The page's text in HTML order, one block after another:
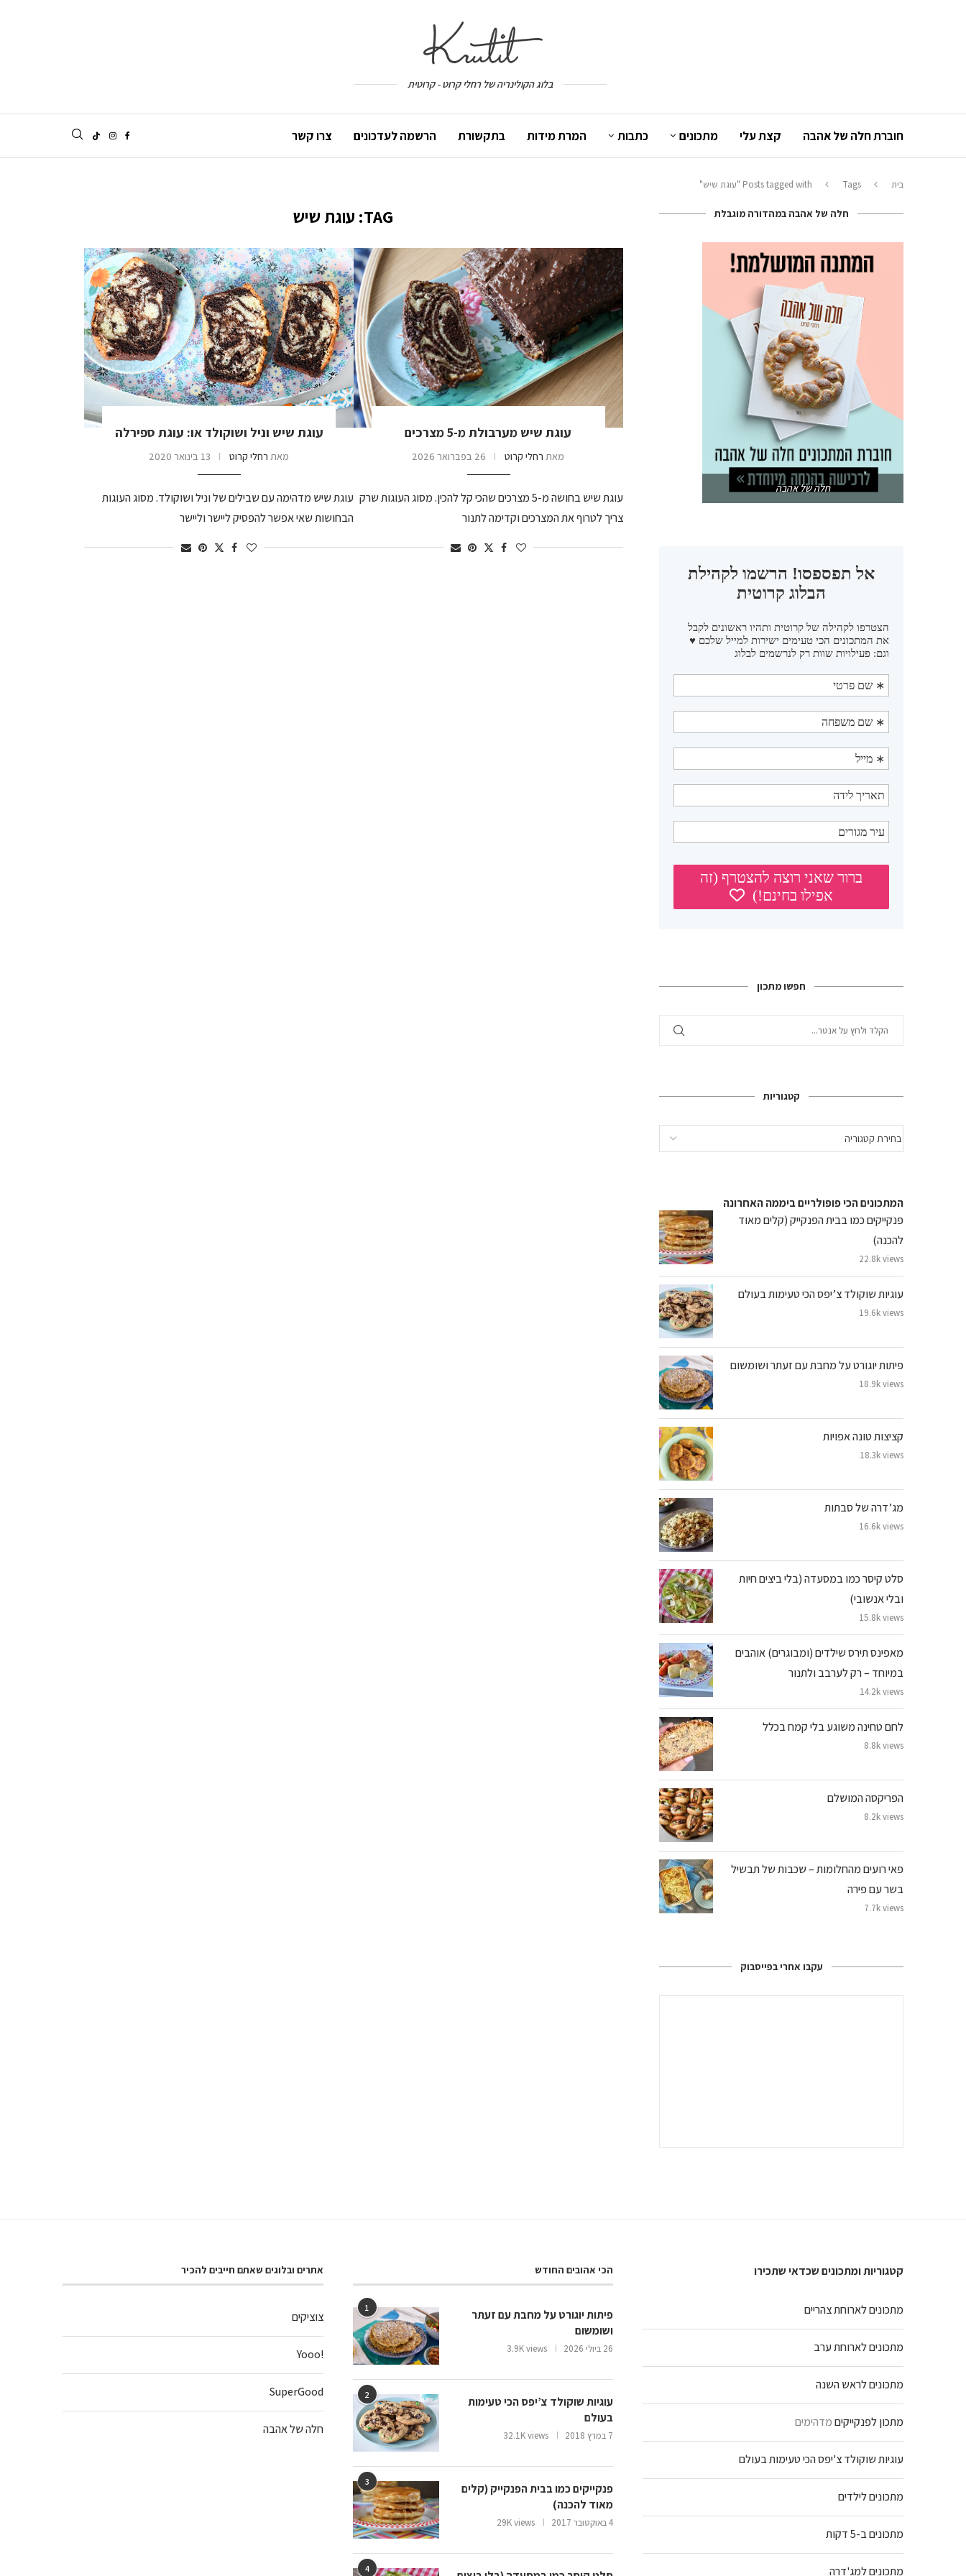
בלוג הקולינריה של רחלי קרוט - קרוטית
חוברת חלה של אהבה קצת עלי מתכונים כתבות המרת מידות בתקשורת הרשמה לעדכונים צרו קשר
בית Tags Posts tagged with "עוגת שיש"
TAG: עוגת שיש
עוגת שיש מערבולת מ-5 מצרכים
מאת רחלי קרוט 26 בפברואר 2026
עוגת שיש בחושה מ-5 מצרכים שהכי קל להכין. מסוג העוגות שרק
צריך לטרוף את המצרכים וקדימה לתנור
עוגת שיש וניל ושוקולד או: עוגת ספירלה
מאת רחלי קרוט 13 בינואר 2020
עוגת שיש מדהימה עם שבילים של וניל ושוקולד. מסוג העוגות
הבחושות שאי אפשר להפסיק ליישר וליישר
חלה של אהבה במהדורה מוגבלת
חלה של אהבה
חפשו מתכון
קטגוריות
המתכונים הכי פופולריים ביממה האחרונה
פנקייקים כמו בבית הפנקייק (קלים מאוד
להכנה)
22.8k views
עוגיות שוקולד צ’יפס הכי טעימות בעולם
19.6k views
פיתות יוגורט על מחבת עם זעתר ושומשום
18.9k views
קציצות טונה אפויות
18.3k views
מג’דרה של סבתות
16.6k views
סלט קיסר כמו במסעדה (בלי ביצים חיות
ובלי אנשובי)
15.8k views
מאפינס תירס שילדים (ומבוגרים) אוהבים
במיוחד – רק לערבב ולתנור
14.2k views
לחם טחינה משוגע בלי קמח בכלל
8.8k views
הפריקסה המושלם
8.2k views
פאי רועים מהחלומות – שכבות של תבשיל
בשר עם פירה
7.7k views
עקבו אחרי בפייסבוק
קטגוריות ומתכונים שכדאי שתכירו
מתכונים לארוחת צהריים
מתכונים לארוחת ערב
מתכונים לראש השנה
מתכון לפנקייקיםמדהימים
עוגיות שוקולד צ'יפס הכי טעימות בעולם
מתכונים לילדים
מתכונים ב-5 דקות
מתכונים למג'דרה
הכי אהובים החודש
1
פיתות יוגורט על מחבת עם זעתר
ושומשום
26 ביולי 2026 3.9K views
2
עוגיות שוקולד צ’יפס הכי טעימות
בעולם
7 במרץ 2018 32.1K views
3
פנקייקים כמו בבית הפנקייק (קלים
מאוד להכנה)
4 באוקטובר 2017 29K views
4
אתרים ובלוגים שאתם חייבים להכיר
צוציקים
!Yooo
SuperGood
חלה של אהבה